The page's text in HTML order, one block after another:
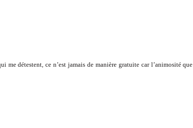
me détestent, ce n’est jamais de manière gratuite car l’animosité que